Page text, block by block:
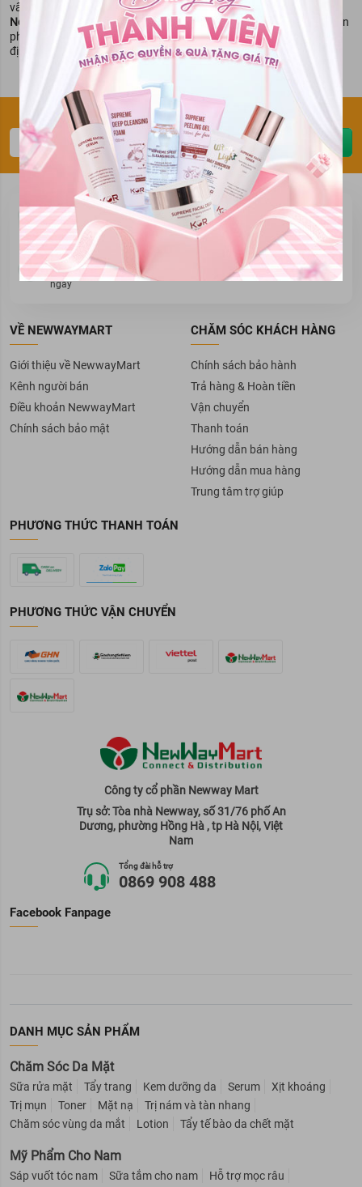
vấn đề về sức khỏe.
NewwayMart
miễn trừ trách nhiệm khi bạn tự ý mua và sử dụng sản
phẩm khi không biết rõ tình trạng của mình cũng như không có chỉ
định từ đơn vị có chuyên môn.
Đăng ký thông tin để nhận ưu đãi sớm nhất
Gửi ngay
Mua hàng
Cam kết chất lượng
Thanh toán
Giao hàng & thanh toán
Đổi trả hàng
Đổi trả trong vòng 07
ngày
Khuyến mãi
Vô vàn ưu đãi cực lớn
VỀ NEWWAYMART
Giới thiệu về NewwayMart
Kênh người bán
Điều khoản NewwayMart
Chính sách bảo mật
CHĂM SÓC KHÁCH HÀNG
Chính sách bảo hành
Trả hàng & Hoàn tiền
Vận chuyển
Thanh toán
Hướng dẫn bán hàng
Hướng dẫn mua hàng
Trung tâm trợ giúp
PHƯƠNG THỨC THANH TOÁN
PHƯƠNG THỨC VẬN CHUYỂN
Công ty cổ phần Newway Mart
Trụ sở: Tòa nhà Newway, số 31/76 phố An
Dương, phường Hồng Hà , tp Hà Nội, Việt
Nam
Tổng đài hỗ trợ
0869 908 488
Facebook Fanpage
DANH MỤC SẢN PHẨM
Chăm Sóc Da Mặt
Sữa rửa mặt Tẩy trang Kem dưỡng da Serum
Xịt khoáng
Trị mụn
Toner Mặt nạ
Trị nám và tàn nhang
Chăm sóc vùng da mắt
Lotion Tẩy tế bào da chết mặt
Mỹ Phẩm Cho Nam
Sáp vuốt tóc nam Sữa tắm cho nam
Hỗ trợ mọc râu